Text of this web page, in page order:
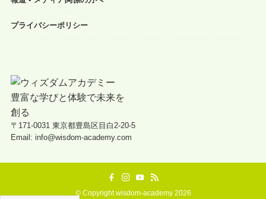
プライバシーポリシー
〒171-0031 東京都豊島区目白2-20-5
Email: info@wisdom-academy.com
©Copyright wisdom-academy 2026